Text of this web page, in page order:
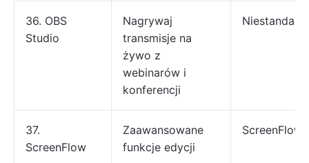
36. OBS
Studio
Nagrywaj
transmisje na
żywo z
webinarów i
konferencji
37.
ScreenFlow
Zaawansowane
funkcje edycji
ScreenFlow